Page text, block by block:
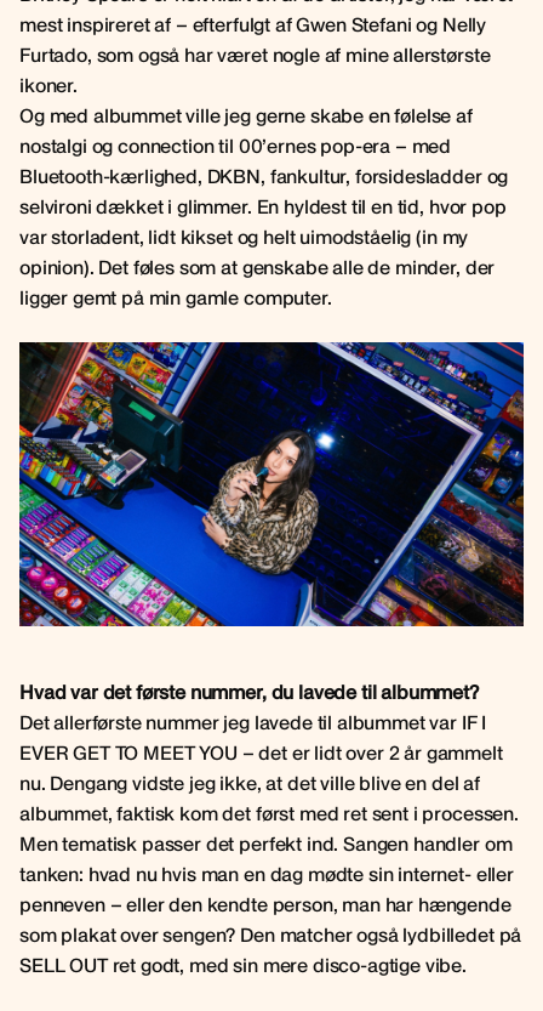
mest inspireret af – efterfulgt af Gwen Stefani og Nelly
Furtado, som også har været nogle af mine allerstørste
ikoner.
Og med albummet ville jeg gerne skabe en følelse af
nostalgi og connection til 00’ernes pop-era – med
Bluetooth-kærlighed, DKBN, fankultur, forsidesladder og
selvironi dækket i glimmer. En hyldest til en tid, hvor pop
var storladent, lidt kikset og helt uimodståelig (in my
opinion). Det føles som at genskabe alle de minder, der
ligger gemt på min gamle computer.
Hvad var det første nummer, du lavede til albummet?
Det allerførste nummer jeg lavede til albummet var IF I
EVER GET TO MEET YOU – det er lidt over 2 år gammelt
nu. Dengang vidste jeg ikke, at det ville blive en del af
albummet, faktisk kom det først med ret sent i processen.
Men tematisk passer det perfekt ind. Sangen handler om
tanken: hvad nu hvis man en dag mødte sin internet- eller
penneven – eller den kendte person, man har hængende
som plakat over sengen? Den matcher også lydbilledet på
SELL OUT ret godt, med sin mere disco-agtige vibe.